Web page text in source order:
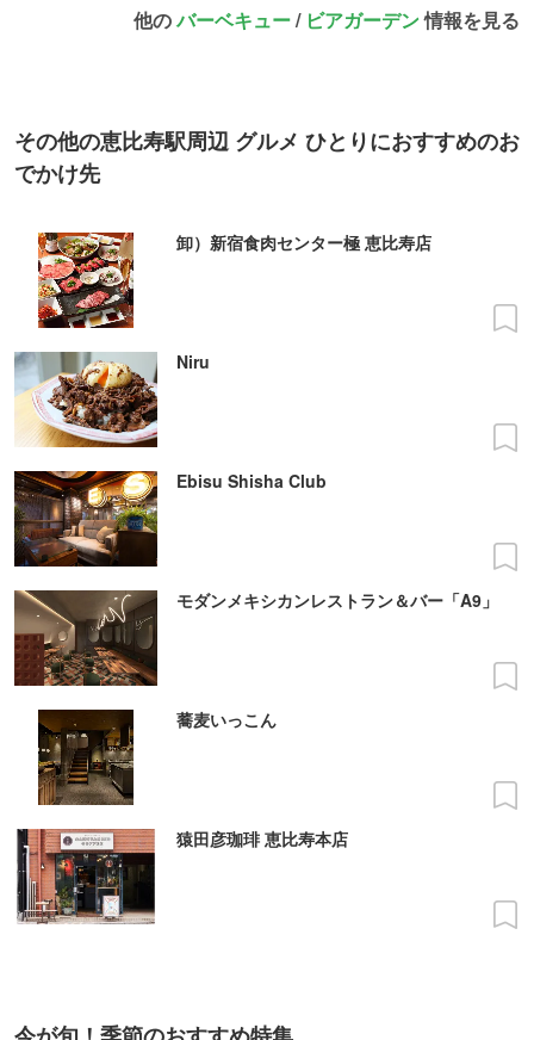
他のバーベキュー/ ビアガーデン情報を見る
その他の恵比寿駅周辺 グルメ ひとりにおすすめのお
でかけ先
卸）新宿食肉センター極 恵比寿店
Niru
Ebisu Shisha Club
モダンメキシカンレストラン＆バー「A9」
蕎麦いっこん
猿田彦珈琲 恵比寿本店